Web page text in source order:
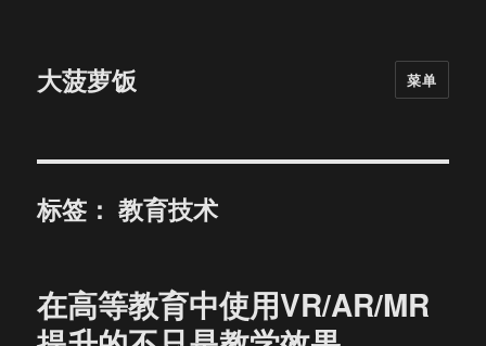
大菠萝饭 菜单
标签：教育技术
在高等教育中使用VR/AR/MR